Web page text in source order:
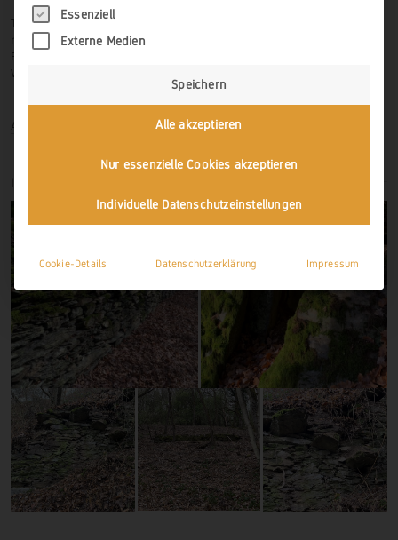
Tel.: 06439-326 523
mobil: 0171-3445599
Email: info@weinbau-an-der-lahn.de
Web:
Anmelden
Es folgt eine Liste der Service-Gruppen, für
Essenziell
Externe Medien
Speichern
Alle akzeptieren
Nur essenzielle Cookies akzeptieren
Individuelle Datenschutzeinstellungen
Cookie-Details Datenschutzerklärung Impressum